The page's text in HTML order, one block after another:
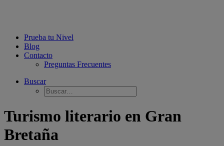
Prueba tu Nivel
Blog
Contacto
Preguntas Frecuentes
Buscar
Turismo literario en Gran
Bretaña